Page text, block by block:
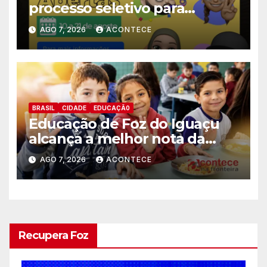
processo seletivo para
estagiários
AGO 7, 2026 ACONTECE
BRASIL CIDADE EDUCAÇÃ0
Educação de Foz do Iguaçu
alcança a melhor nota da
história no IDEB
AGO 7, 2026 ACONTECE
Recupera Foz